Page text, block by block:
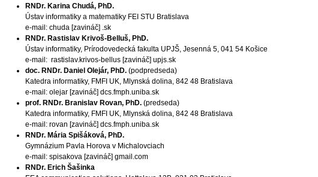
RNDr. Karina Chudá, PhD.
Ústav informatiky a matematiky FEI STU Bratislava
e-mail: chuda [zavináč] .sk
RNDr. Rastislav Krivoš-Belluš, PhD.
Ústav informatiky, Prírodovedecká fakulta UPJŠ, Jesenná 5, 041 54 Košice
e-mail: rastislav.krivos-bellus [zavináč] upjs.sk
doc. RNDr. Daniel Olejár, PhD. (podpredseda)
Katedra informatiky, FMFI UK, Mlynská dolina, 842 48 Bratislava
e-mail: olejar [zavináč] dcs.fmph.uniba.sk
prof. RNDr. Branislav Rovan, PhD. (predseda)
Katedra informatiky, FMFI UK, Mlynská dolina, 842 48 Bratislava
e-mail: rovan [zavináč] dcs.fmph.uniba.sk
RNDr. Mária Spišáková, PhD.
Gymnázium Pavla Horova v Michalovciach
e-mail: spisakova [zavináč] gmail.com
RNDr. Erich Šašinka